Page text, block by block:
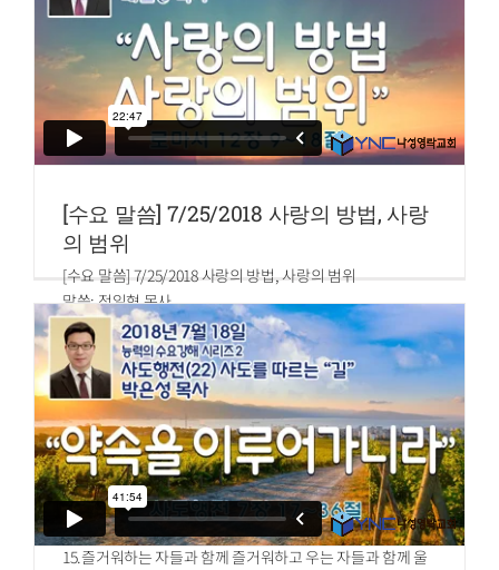
불러 내어 그의 기이한 빛에 들어가게 하신 이의 아름다운 덕
을 선포하게 하려 하심이라
10.너희가 전에는 백성이 아니더니 이제는 하나님의 백성이
요 전에는 긍휼을 얻지 못하였더니 이제는 긍휼을 얻은 자니
라
[수요 말씀] 7/25/2018 사랑의 방법, 사랑
의 범위
[수요 말씀] 7/25/2018 사랑의 방법, 사랑의 범위
말씀: 정일형 목사
로마서 12장 9~18절
9.사랑에는 거짓이 없나니 악을 미워하고 선에 속하라
10.형제를 사랑하여 서로 우애하고 존경하기를 서로 먼저 하
며
11.부지런하여 게으르지 말고 열심을 품고 주를 섬기라
12.소망 중에 즐거워하며 환난 중에 참으며 기도에 항상 힘쓰
며
13.성도들의 쓸 것을 공급하며 손 대접하기를 힘쓰라
14.너희를 박해하는 자를 축복하라 축복하고 저주하지 말라
15.즐거워하는 자들과 함께 즐거워하고 우는 자들과 함께 울